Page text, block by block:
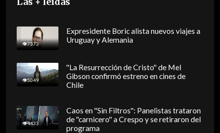
7373
Expresidente Boric alista nuevos viajes a
Uruguay y Alemania
5049
"La Resurrección de Cristo" de Mel
Gibson confirmó estreno en cines de
Chile
4433
Caos en "Sin Filtros": Panelistas trataron
de "carnicero" a Crespo y se retiraron del
programa